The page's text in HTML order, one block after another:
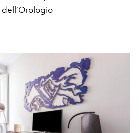
dell’Orologio